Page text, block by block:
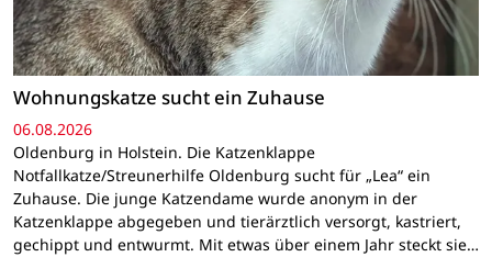
Wohnungskatze sucht ein Zuhause
06.08.2026
Oldenburg in Holstein. Die Katzenklappe
Notfallkatze/Streunerhilfe Oldenburg sucht für „Lea“ ein
Zuhause. Die junge Katzendame wurde anonym in der
Katzenklappe abgegeben und tierärztlich versorgt, kastriert,
gechippt und entwurmt. Mit etwas über einem Jahr steckt sie…